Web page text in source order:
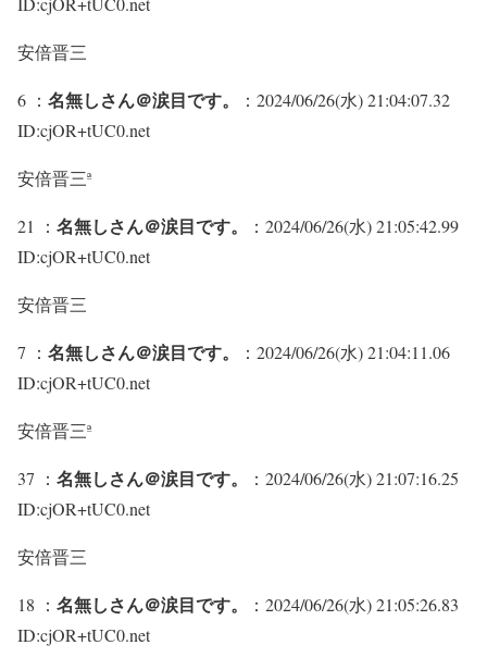
安倍晋三
6 ： 名無しさん＠涙目です。
：2024/06/26(水) 21:04:07.32
ID:cjOR+tUC0.net
安倍晋三ª
21 ： 名無しさん＠涙目です。
：2024/06/26(水) 21:05:42.99
ID:cjOR+tUC0.net
安倍晋三
7 ： 名無しさん＠涙目です。
：2024/06/26(水) 21:04:11.06
ID:cjOR+tUC0.net
安倍晋三ª
37 ： 名無しさん＠涙目です。
：2024/06/26(水) 21:07:16.25
ID:cjOR+tUC0.net
安倍晋三
18 ： 名無しさん＠涙目です。
：2024/06/26(水) 21:05:26.83
ID:cjOR+tUC0.net